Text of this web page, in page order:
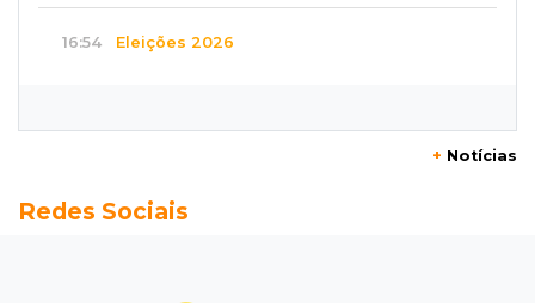
16:54 Eleições 2026
Azambuja e a engenharia de um projeto para
Asfalto novinho
+ Notícias
Redes Sociais